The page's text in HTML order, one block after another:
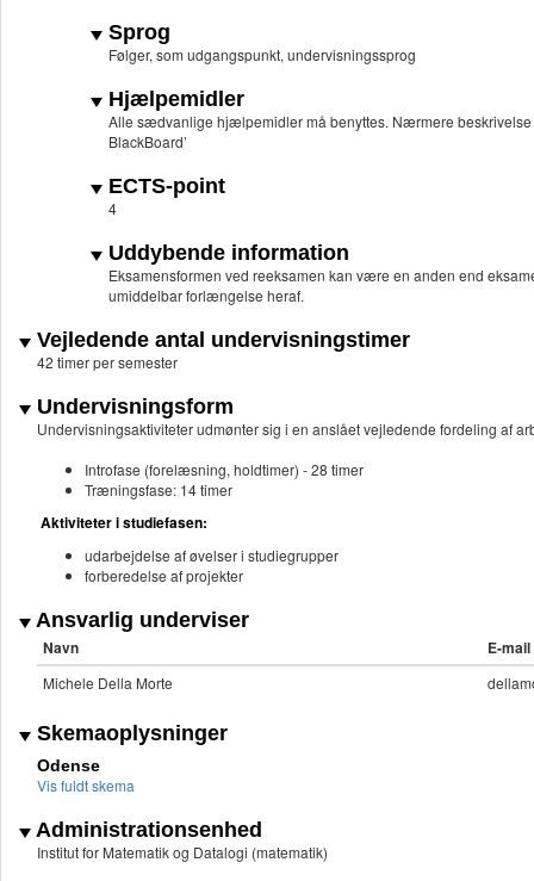
Sprog
Følger, som udgangspunkt, undervisningssprog
Hjælpemidler
Alle sædvanlige hjælpemidler må benyttes. Nærmere
BlackBoard’
ECTS-point
4
Uddybende information
Eksamensformen ved reeksamen kan være en anden end
umiddelbar forlængelse heraf.
Vejledende antal undervisningstimer
42 timer per semester
Undervisningsform
Undervisningsaktiviteter udmønter sig i en anslået vejledende fordeling af
Introfase (forelæsning, holdtimer) - 28 timer
Træningsfase: 14 timer
Aktiviteter i studiefasen:
udarbejdelse af øvelser i studiegrupper
forberedelse af projekter
Ansvarlig underviser
Navn E-mail
Michele Della Morte
Skemaoplysninger
Odense
Vis fuldt skema
Administrationsenhed
Institut for Matematik og Datalogi (matematik)